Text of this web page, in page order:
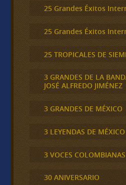
25 Grandes Éxitos
25 Grandes Éxitos
25 TROPICALES DE
3 GRANDES DE LA
JOSÉ ALFREDO JIMÉNEZ
3 GRANDES DE MÉXICO
3 LEYENDAS DE MÉXICO
3 VOCES
30 ANIVERSARIO